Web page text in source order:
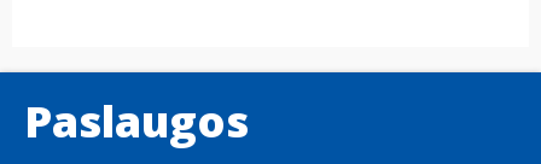
Paslaugos